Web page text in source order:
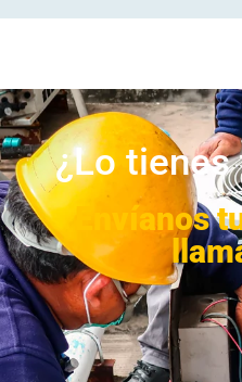
¿Lo
Envíanos